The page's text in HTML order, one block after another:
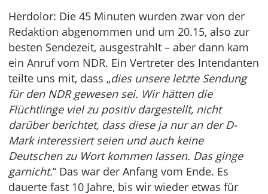
Herdolor: Die 45 Minuten wurden zwar von der
Redaktion abgenommen und um 20.15, also zur
besten Sendezeit, ausgestrahlt – aber dann kam
ein Anruf vom NDR. Ein Vertreter des Intendanten
teilte uns mit, dass „dies unsere letzte Sendung
für den NDR gewesen sei. Wir hätten die
Flüchtlinge viel zu positiv dargestellt, nicht
darüber berichtet, dass diese ja nur an der D-
Mark interessiert seien und auch keine
Deutschen zu Wort kommen lassen. Das ginge
garnicht.“ Das war der Anfang vom Ende. Es
dauerte fast 10 Jahre, bis wir wieder etwas für